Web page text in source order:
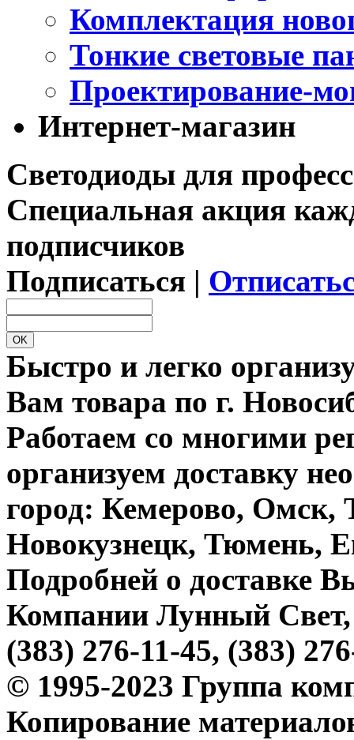
Комплектация
Тонкие световые
Проектирование-
Интернет-магазин
Светодиоды для
Специальная акция
подписчиков
Подписаться |
Быстро и легко
Вам товара по г.
Работаем со многими
организуем доставку
город: Кемерово, Омск,
Новокузнецк, Тюмень,
Подробней о доставке
Компании Лунный Свет,
(383) 276-11-45, (383)
© 1995-2023 Группа
Копирование